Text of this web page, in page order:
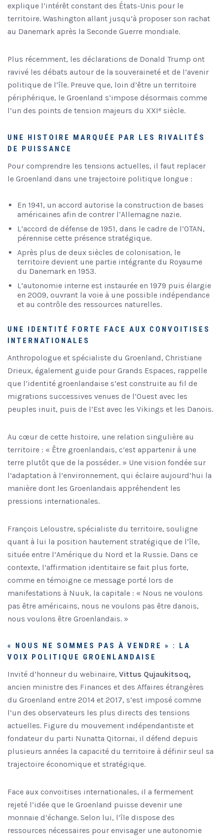
explique l’intérêt constant des États-Unis pour le
territoire. Washington allant jusqu’à proposer son rachat
au Danemark après la Seconde Guerre mondiale.
Plus récemment, les déclarations de Donald Trump ont
ravivé les débats autour de la souveraineté et de l’avenir
politique de l’île. Preuve que, loin d’être un territoire
périphérique, le Groenland s’impose désormais comme
l’un des points de tension majeurs du XXIᵉ siècle.
UNE HISTOIRE MARQUÉE PAR LES RIVALITÉS
DE PUISSANCE
Pour comprendre les tensions actuelles, il faut replacer
le Groenland dans une trajectoire politique longue :
En 1941, un accord autorise la construction de bases
américaines afin de contrer l’Allemagne nazie.
L’accord de défense de 1951, dans le cadre de l’OTAN,
pérennise cette présence stratégique.
Après plus de deux siècles de colonisation, le
territoire devient une partie intégrante du Royaume
du Danemark en 1953.
L’autonomie interne est instaurée en 1979 puis élargie
en 2009, ouvrant la voie à une possible indépendance
et au contrôle des ressources naturelles.
UNE IDENTITÉ FORTE FACE AUX CONVOITISES
INTERNATIONALES
Anthropologue et spécialiste du Groenland, Christiane
Drieux, également guide pour Grands Espaces, rappelle
que l’identité groenlandaise s’est construite au fil de
migrations successives venues de l’Ouest avec les
peuples inuit, puis de l’Est avec les Vikings et les Danois.
Au cœur de cette histoire, une relation singulière au
territoire : « Être groenlandais, c’est appartenir à une
terre plutôt que de la posséder. » Une vision fondée sur
l’adaptation à l’environnement, qui éclaire aujourd’hui la
manière dont les Groenlandais appréhendent les
pressions internationales.
François Leloustre, spécialiste du territoire, souligne
quant à lui la position hautement stratégique de l’île,
située entre l’Amérique du Nord et la Russie. Dans ce
contexte, l’affirmation identitaire se fait plus forte,
comme en témoigne ce message porté lors de
manifestations à Nuuk, la capitale : « Nous ne voulons
pas être américains, nous ne voulons pas être danois,
nous voulons être Groenlandais. »
« NOUS NE SOMMES PAS À VENDRE » : LA
VOIX POLITIQUE GROENLANDAISE
Invité d’honneur du webinaire, Vittus Qujaukitsoq,
ancien ministre des Finances et des Affaires étrangères
du Groenland entre 2014 et 2017, s’est imposé comme
l’un des observateurs les plus directs des tensions
actuelles. Figure du mouvement indépendantiste et
fondateur du parti Nunatta Qitornai, il défend depuis
plusieurs années la capacité du territoire à définir seul sa
trajectoire économique et stratégique.
Face aux convoitises internationales, il a fermement
rejeté l’idée que le Groenland puisse devenir une
monnaie d’échange. Selon lui, l’île dispose des
ressources nécessaires pour envisager une autonomie